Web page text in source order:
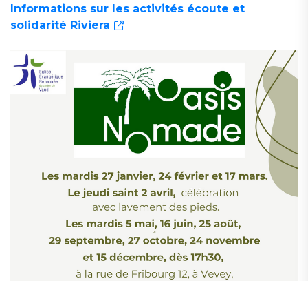
Informations sur les activités écoute et
solidarité Riviera